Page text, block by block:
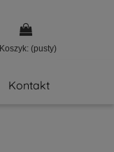
Koszyk: (pusty)
Kontakt